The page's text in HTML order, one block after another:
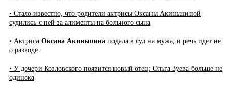
• Стало известно, что родители актрисы Оксаны Акиньшиной
судились с ней за алименты на больного сына
• Актриса Оксана Акиньшина подала в суд на мужа, и речь идет не
о разводе
• У дочери Козловского появится новый отец: Ольга Зуева больше не
одинока